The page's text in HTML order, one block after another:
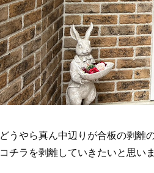
どうやら真ん中辺りが合板の剥離
コチラを剥離していきたいと思いま